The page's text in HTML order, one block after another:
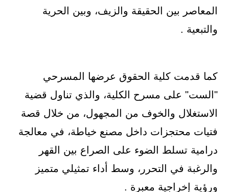
المعاصر بين الحقيقة والزيف، وبين الحرية
والتبعية .
كما قدمت كلية الحقوق عرضها المسرحي
"الست" على مسرح الكلية، والذي تناول قضية
الاستغلال والخوف من المجهول، من خلال قصة
فتيات محتجزات داخل مصنع خياطة، في معالجة
درامية تسلط الضوء على الصراع بين القهر
والرغبة في التحرر، وسط أداء تمثيلي متميز
ورؤية إخراجية معبرة .